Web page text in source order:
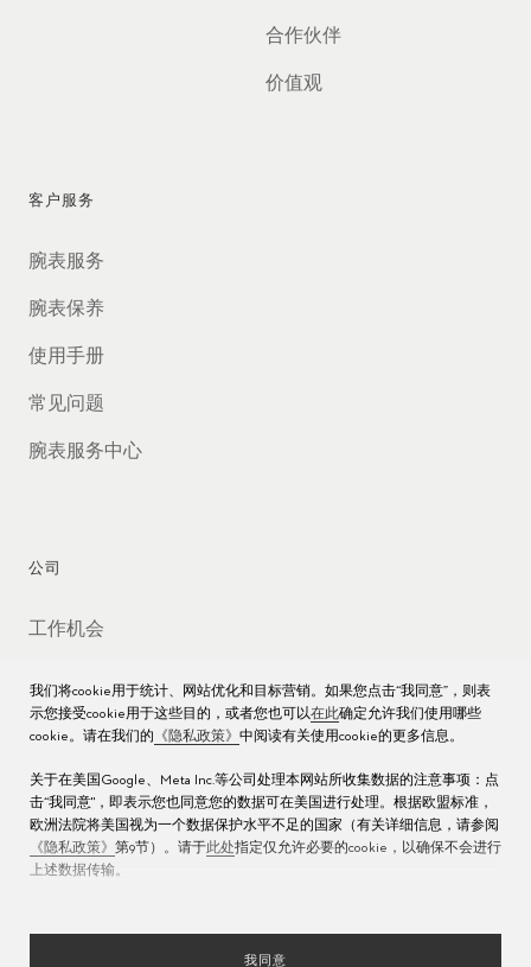
合作伙伴
价值观
客户服务
腕表服务
腕表保养
使用手册
常见问题
腕表服务中心
公司
工作机会
联络我们
沪ICP备16013004号
沪公网安备 31010602000438号
我们将cookie用于统计、网站优化和目标营销。如果您点击“我同意”，则表
示您接受cookie用于这些目的，或者您也可以在此确定允许我们使用哪些
cookie。请在我们的 《隐私政策》 中阅读有关使用cookie的更多信息。
关于在美国Google、Meta Inc.等公司处理本网站所收集数据的注意事项：点
击“我同意"，即表示您也同意您的数据可在美国进行处理。根据欧盟标准，
欧洲法院将美国视为一个数据保护水平不足的国家（有关详细信息，请参阅
《隐私政策》 第9节）。请于此处指定仅允许必要的cookie，以确保不会进行
上述数据传输。
我同意